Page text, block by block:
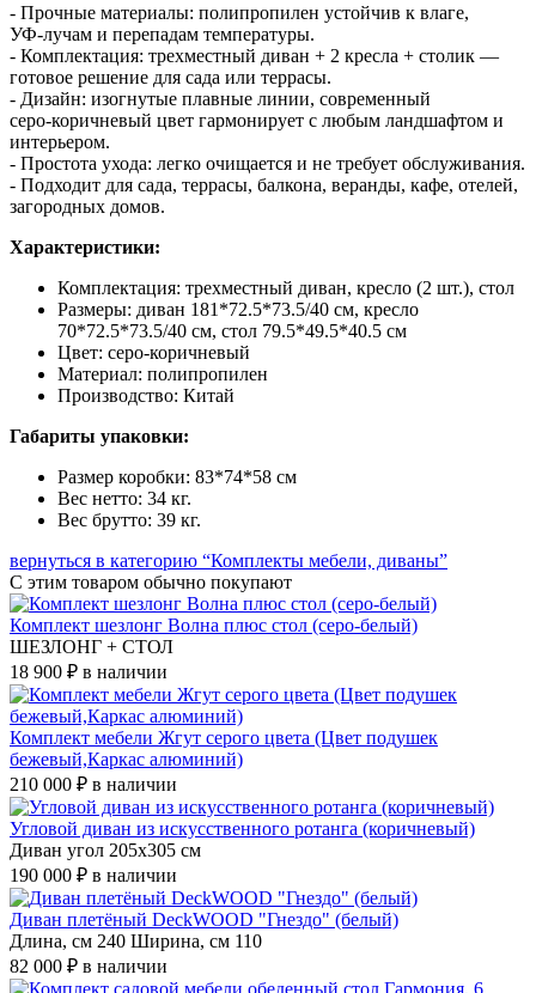
- Прочные материалы: полипропилен устойчив к влаге,
УФ‑лучам и перепадам температуры.
- Комплектация: трехместный диван + 2 кресла + столик —
готовое решение для сада или террасы.
- Дизайн: изогнутые плавные линии, современный
серо‑коричневый цвет гармонирует с любым ландшафтом и
интерьером.
- Простота ухода: легко очищается и не требует обслуживания.
- Подходит для сада, террасы, балкона, веранды, кафе, отелей,
загородных домов.
Характеристики:
Комплектация: трехместный диван, кресло (2 шт.), стол
Размеры: диван 181*72.5*73.5/40 см, кресло
70*72.5*73.5/40 см, стол 79.5*49.5*40.5 см
Цвет: серо-коричневый
Материал: полипропилен
Производство: Китай
Габариты упаковки:
Размер коробки: 83*74*58 см
Вес нетто: 34 кг.
Вес брутто: 39 кг.
вернуться в категорию “Комплекты мебели, диваны”
С этим товаром обычно покупают
Комплект шезлонг Волна плюс стол (серо-белый)
ШЕЗЛОНГ + СТОЛ
18 900 ₽ в наличии
Комплект мебели Жгут серого цвета (Цвет подушек
бежевый,Каркас алюминий)
210 000 ₽ в наличии
Угловой диван из искусственного ротанга (коричневый)
Диван угол 205x305 см
190 000 ₽ в наличии
Диван плетёный DeckWOOD "Гнездо" (белый)
Длина, см 240 Ширина, см 110
82 000 ₽ в наличии